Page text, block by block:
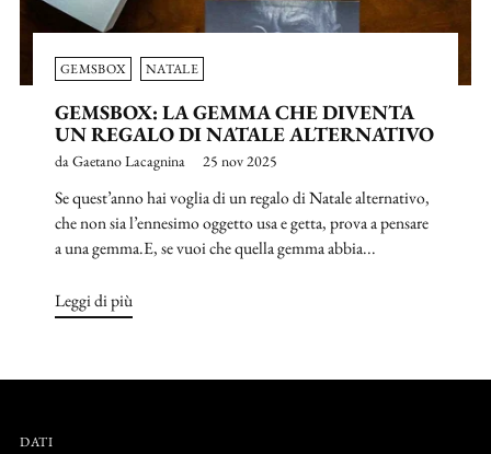
GEMSBOX NATALE
GEMSBOX: LA GEMMA CHE DIVENTA
UN REGALO DI NATALE ALTERNATIVO
da Gaetano Lacagnina 25 nov 2025
Se quest’anno hai voglia di un regalo di Natale alternativo,
che non sia l’ennesimo oggetto usa e getta, prova a pensare
a una gemma.E, se vuoi che quella gemma abbia...
Leggi di più
DATI